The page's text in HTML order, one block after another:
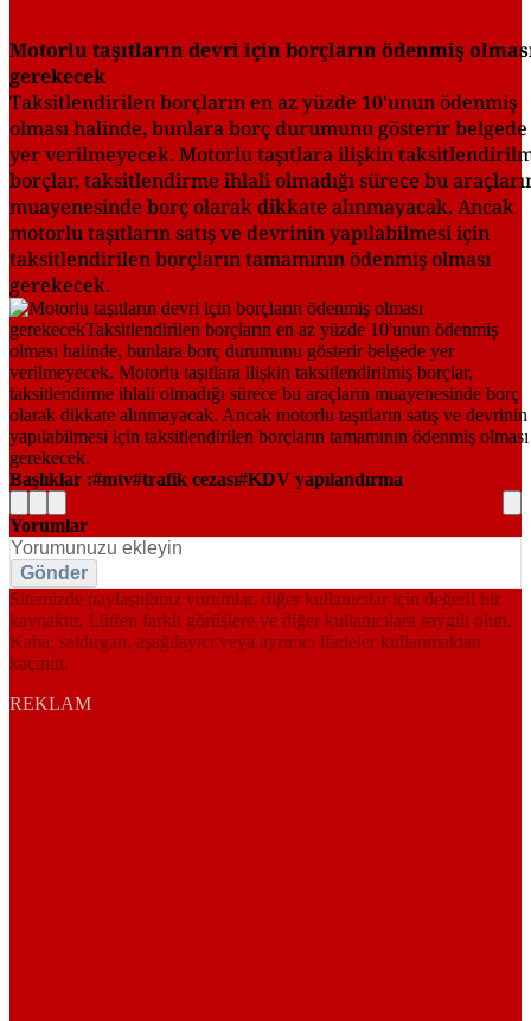
Motorlu taşıtların devri için borçların ödenmiş
gerekecek
Taksitlendirilen borçların en az yüzde 10'unun ödenmiş
olması halinde, bunlara borç durumunu gösterir belgede
yer verilmeyecek. Motorlu taşıtlara ilişkin
borçlar, taksitlendirme ihlali olmadığı sürece bu
muayenesinde borç olarak dikkate alınmayacak. Ancak
motorlu taşıtların satış ve devrinin yapılabilmesi için
taksitlendirilen borçların tamamının ödenmiş olması
gerekecek.
Başlıklar : mtv trafik cezası KDV yapılandırma
Yorumlar
Gönder
Sitemizde paylaştığınız yorumlar, diğer kullanıcılar için değerli bir
kaynaktır. Lütfen farklı görüşlere ve diğer kullanıcılara saygılı olun.
Kaba, saldırgan, aşağılayıcı veya ayrımcı ifadeler kullanmaktan
kaçının.
REKLAM